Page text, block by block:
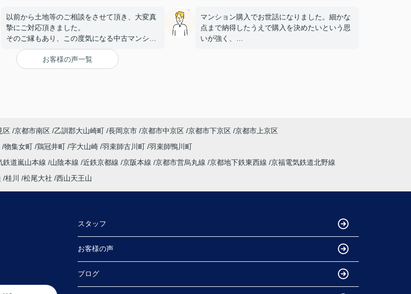
以前から土地等のご相談をさせて頂き、大変真
摯にご対応頂きました。
そのご縁もあり、この度気になる中古マンショ
ンを見つけ、
こちらに購入を依頼しましたが、大変丁寧かつ
迅速な対応をして頂き満足しております。
マンション購入でお世話になりました。細かな
点まで納得したうえで購入を決めたいという思
いが強く、
ではない大きな買い物だからこそ、
特に担当してくださった中野様、柴田様には大
お客様の声一覧
区 京都市南区 乙訓郡大山崎町 長岡京市 京都市中京区 京都市下京区 京都市上京区
物集女町 鶏冠井町 字大山崎 羽束師古川町 羽束師鴨川町
鉄道嵐山本線 山陰本線 近鉄京都線 京阪本線 京都市営烏丸線 京都地下鉄東西線 京福電気鉄道北野線
桂川 松尾大社 西山天王山
スタッフ
お客様の声
ブログ